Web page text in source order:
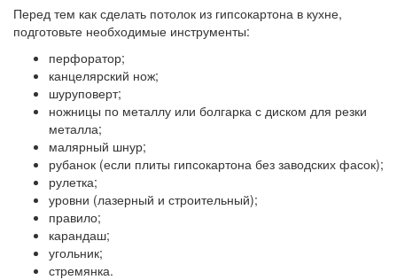
Перед тем как сделать потолок из гипсокартона в кухне,
подготовьте необходимые инструменты:
перфоратор;
канцелярский нож;
шуруповерт;
ножницы по металлу или болгарка с диском для резки
металла;
малярный шнур;
рубанок (если плиты гипсокартона без заводских фасок);
рулетка;
уровни (лазерный и строительный);
правило;
карандаш;
угольник;
стремянка.